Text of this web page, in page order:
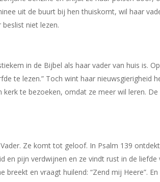
uit de buurt bij hen thuiskomt, wil haar
niet lezen.
in de Bijbel als haar vader van huis is.
te lezen.” Toch wint haar nieuwsgierigheid
te bezoeken, omdat ze meer wil leren.
Ze komt tot geloof. In Psalm 139
pijn verdwijnen en ze vindt rust in de liefde
breekt en vraagt huilend: “Zend mij Heere”.